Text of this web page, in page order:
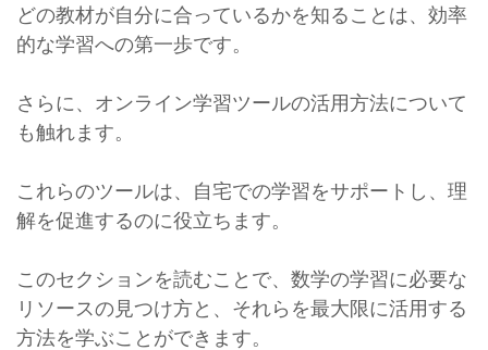
どの教材が自分に合っているかを知ることは、効率
的な学習への第一歩です。
さらに、オンライン学習ツールの活用方法について
も触れます。
これらのツールは、自宅での学習をサポートし、理
解を促進するのに役立ちます。
このセクションを読むことで、数学の学習に必要な
リソースの見つけ方と、それらを最大限に活用する
方法を学ぶことができます。